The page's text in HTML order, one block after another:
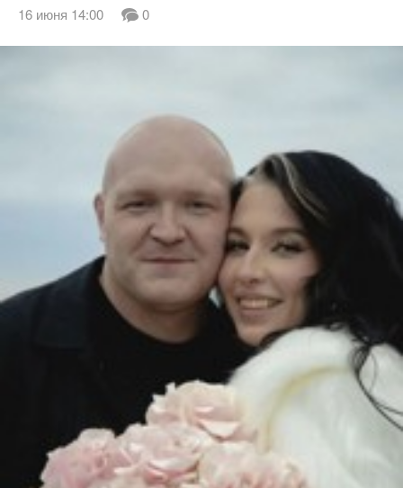
16 июня 14:00 0